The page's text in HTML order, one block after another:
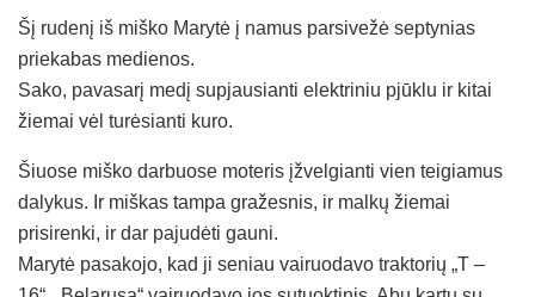
Šį rudenį iš miško Marytė į namus parsivežė septynias
priekabas medienos.
Sako, pavasarį medį supjausianti elektriniu pjūklu ir kitai
žiemai vėl turėsianti kuro.
Šiuose miško darbuose moteris įžvelgianti vien teigiamus
dalykus. Ir miškas tampa gražesnis, ir malkų žiemai
prisirenki, ir dar pajudėti gauni.
Marytė pasakojo, kad ji seniau vairuodavo traktorių „T –